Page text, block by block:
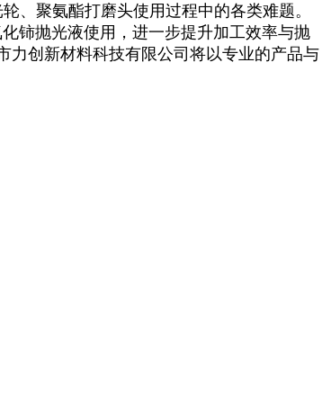
、聚氨酯打磨头使用过程中的各类难题。
铈抛光液使用，进一步提升加工效率与抛
力创新材料科技有限公司将以专业的产品与